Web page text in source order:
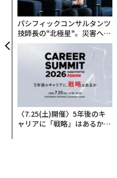
Shutterstock
2. トースト
パシフィックコンサルタンツ
技師長の"北極星"。災害への
無力感を乗り越え見つけた、
防災一筋20年の答え
〈7.25(土)開催〉5年後のキ
ャリアに「戦略」はあるか。